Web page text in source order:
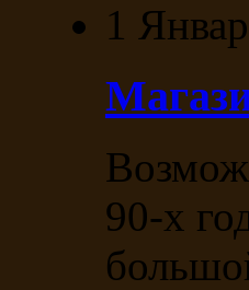
1
90-х